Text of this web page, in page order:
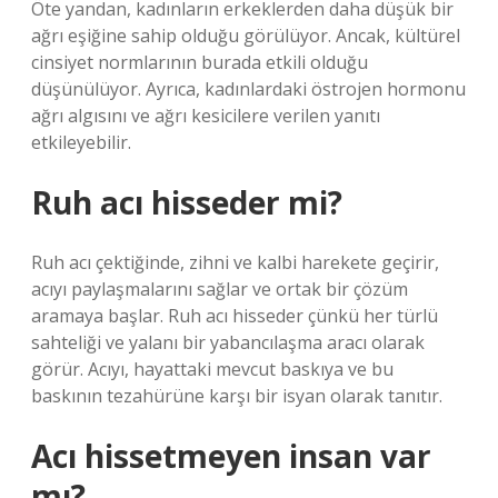
Öte yandan, kadınların erkeklerden daha düşük bir
ağrı eşiğine sahip olduğu görülüyor. Ancak, kültürel
cinsiyet normlarının burada etkili olduğu
düşünülüyor. Ayrıca, kadınlardaki östrojen hormonu
ağrı algısını ve ağrı kesicilere verilen yanıtı
etkileyebilir.
Ruh acı hisseder mi?
Ruh acı çektiğinde, zihni ve kalbi harekete geçirir,
acıyı paylaşmalarını sağlar ve ortak bir çözüm
aramaya başlar. Ruh acı hisseder çünkü her türlü
sahteliği ve yalanı bir yabancılaşma aracı olarak
görür. Acıyı, hayattaki mevcut baskıya ve bu
baskının tezahürüne karşı bir isyan olarak tanıtır.
Acı hissetmeyen insan var